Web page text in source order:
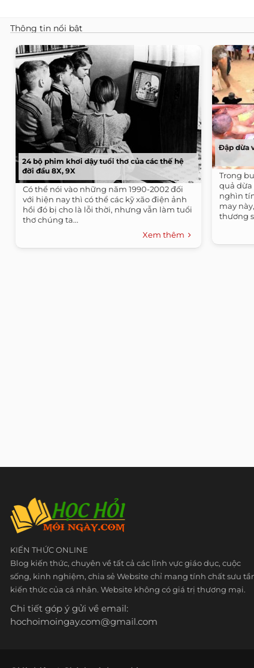
Thông tin nổi bật
24 bộ phim khơi dậy tuổi thơ của các thế hệ
đời đầu 8X, 9X
Có thể nói vào những năm 1990-2002 đối
với hiện nay thì có thể các kỹ xão điện ảnh
hồi đó bị cho là lỗi thời, nhưng vẫn làm tuổi
thơ chúng ta...
Xem thêm
Đập dừa
Trong
quả dừa
nghìn
may
thương
KIẾN THỨC ONLINE
Blog kiến thức, chuyên về tất cả các lĩnh vực giáo dục, cuộc
sống, kinh nghiệm, chia sẻ Website chỉ mang tính chất sưu
kiến thức của cá nhân. Website không có giá trị thương mại.
Chi tiết góp ý gửi về email:
hochoimoingay.com@gmail.com